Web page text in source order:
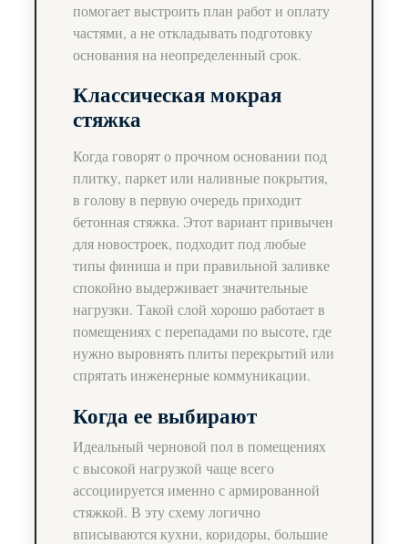
помогает выстроить план работ и оплату
частями, а не откладывать подготовку
основания на неопределенный срок.
Классическая мокрая
стяжка
Когда говорят о прочном основании под
плитку, паркет или наливные покрытия,
в голову в первую очередь приходит
бетонная стяжка. Этот вариант привычен
для новостроек, подходит под любые
типы финиша и при правильной заливке
спокойно выдерживает значительные
нагрузки. Такой слой хорошо работает в
помещениях с перепадами по высоте, где
нужно выровнять плиты перекрытий или
спрятать инженерные коммуникации.
Когда ее выбирают
Идеальный черновой пол в помещениях
с высокой нагрузкой чаще всего
ассоциируется именно с армированной
стяжкой. В эту схему логично
вписываются кухни, коридоры, большие